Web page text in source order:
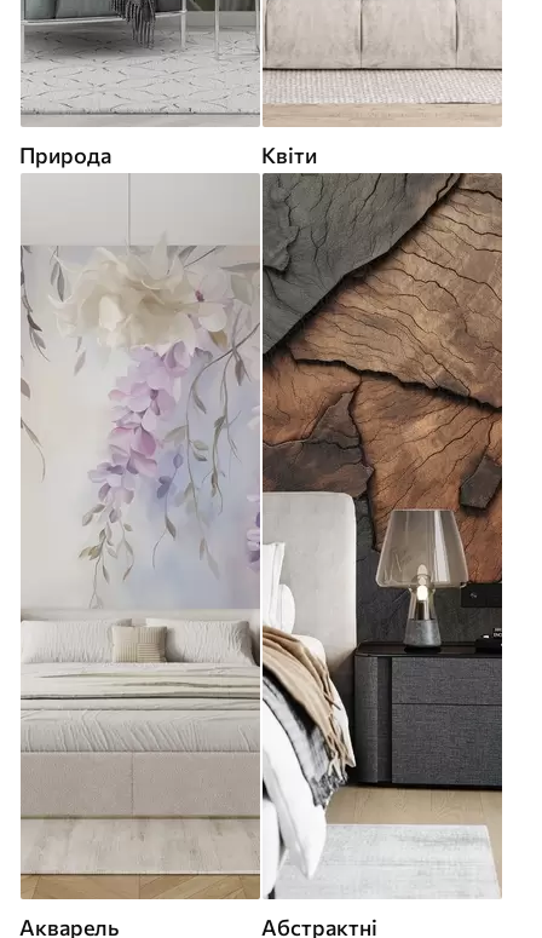
Природа Квіти
Акварель Абстрактні